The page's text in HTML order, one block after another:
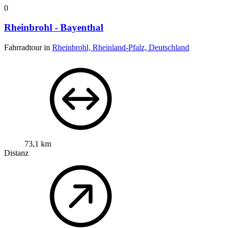
0
Rheinbrohl - Bayenthal
Fahrradtour in Rheinbrohl, Rheinland-Pfalz, Deutschland
73,1 km
Distanz